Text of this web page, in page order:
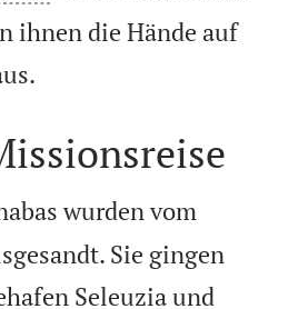
ihnen die Hände auf
wurden vom
Sie gingen
Seleuzia und